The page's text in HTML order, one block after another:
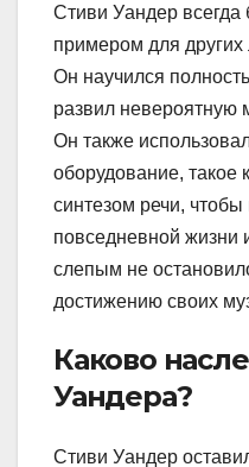
Стиви Уандер
примером для
Он научился
развил невероятную
Он также
оборудование, такое
синтезом речи,
повседневной жизни
слепым не
достижению своих
Каково
Уандера?
Стиви Уандер